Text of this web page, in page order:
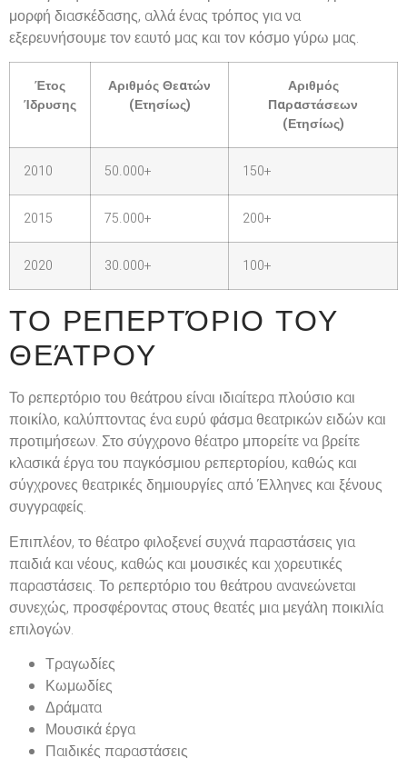
μορφή διασκέδασης, αλλά ένας τρόπος για να
εξερευνήσουμε τον εαυτό μας και τον κόσμο γύρω μας.
Έτος
Ίδρυσης
Αριθμός Θεατών
(Ετησίως)
Αριθμός
Παραστάσεων
(Ετησίως)
2010 50.000+ 150+
2015 75.000+ 200+
2020 30.000+ 100+
ΤΟ ΡΕΠΕΡΤΌΡΙΟ ΤΟΥ
ΘΕΆΤΡΟΥ
Το ρεπερτόριο του θεάτρου είναι ιδιαίτερα πλούσιο και
ποικίλο, καλύπτοντας ένα ευρύ φάσμα θεατρικών ειδών και
προτιμήσεων. Στο σύγχρονο θέατρο μπορείτε να βρείτε
κλασικά έργα του παγκόσμιου ρεπερτορίου, καθώς και
σύγχρονες θεατρικές δημιουργίες από Έλληνες και ξένους
συγγραφείς.
Επιπλέον, το θέατρο φιλοξενεί συχνά παραστάσεις για
παιδιά και νέους, καθώς και μουσικές και χορευτικές
παραστάσεις. Το ρεπερτόριο του θεάτρου ανανεώνεται
συνεχώς, προσφέροντας στους θεατές μια μεγάλη ποικιλία
επιλογών.
Τραγωδίες
Κωμωδίες
Δράματα
Μουσικά έργα
Παιδικές παραστάσεις